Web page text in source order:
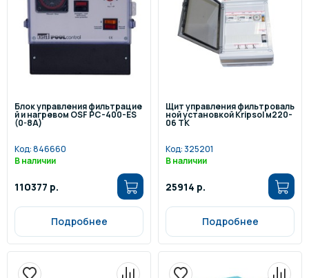
Блок управления фильтрацие
й и нагревом OSF PС-400-ES
(0-8А)
Код:846660
В наличии
110377 р.
Подробнее
Щит управления фильтроваль
ной установкой Kripsol м220-
06 ТК
Код:325201
В наличии
25914 р.
Подробнее